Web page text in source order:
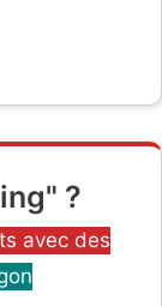
?
avec des